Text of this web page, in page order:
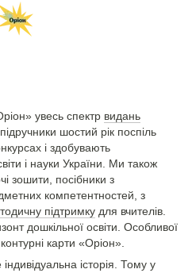
увесь спектр видань
шостий рік поспіль
і здобувають
і науки України. Ми також
зошити, посібники з
компетентностей, з
підтримку для вчителів.
дошкільної освіти. Особливої
карти «Оріон».
історія. Тому у